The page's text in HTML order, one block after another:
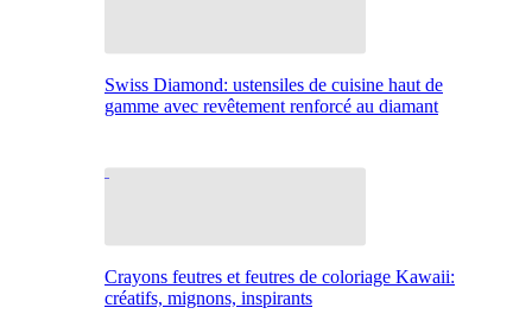
Swiss Diamond: ustensiles de cuisine haut de
gamme avec revêtement renforcé au diamant
Crayons feutres et feutres de coloriage Kawaii:
créatifs, mignons, inspirants